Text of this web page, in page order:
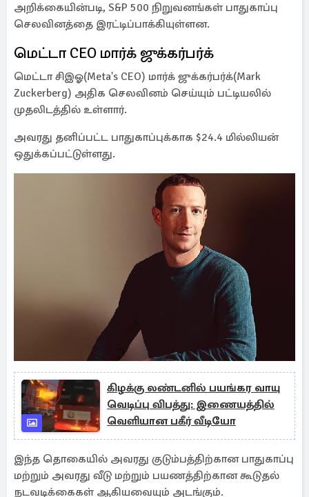
அறிக்கையின்படி, S&P 500 நிறுவனங்கள் பாதுகாப்பு
செலவினத்தை இரட்டிப்பாக்கியுள்ளன.
மெட்டா CEO மார்க் ஜுக்கர்பர்க்
மெட்டா சிஇஓ(Meta's CEO) மார்க் ஜுக்கர்பர்க்(Mark
Zuckerberg) அதிக செலவினம் செய்யும் பட்டியலில்
முதலிடத்தில் உள்ளார்.
அவரது தனிப்பட்ட பாதுகாப்புக்காக $24.4 மில்லியன்
ஒதுக்கப்பட்டுள்ளது.
கிழக்கு லண்டனில் பயங்கர வாயு
வெடிப்பு விபத்து: இணையத்தில்
வெளியான பகீர் வீடியோ
இந்த தொகையில் அவரது குடும்பத்திற்கான பாதுகாப்பு
மற்றும் அவரது வீடு மற்றும் பயணத்திற்கான கூடுதல்
நடவடிக்கைகள் ஆகியவையும் அடங்கும்.